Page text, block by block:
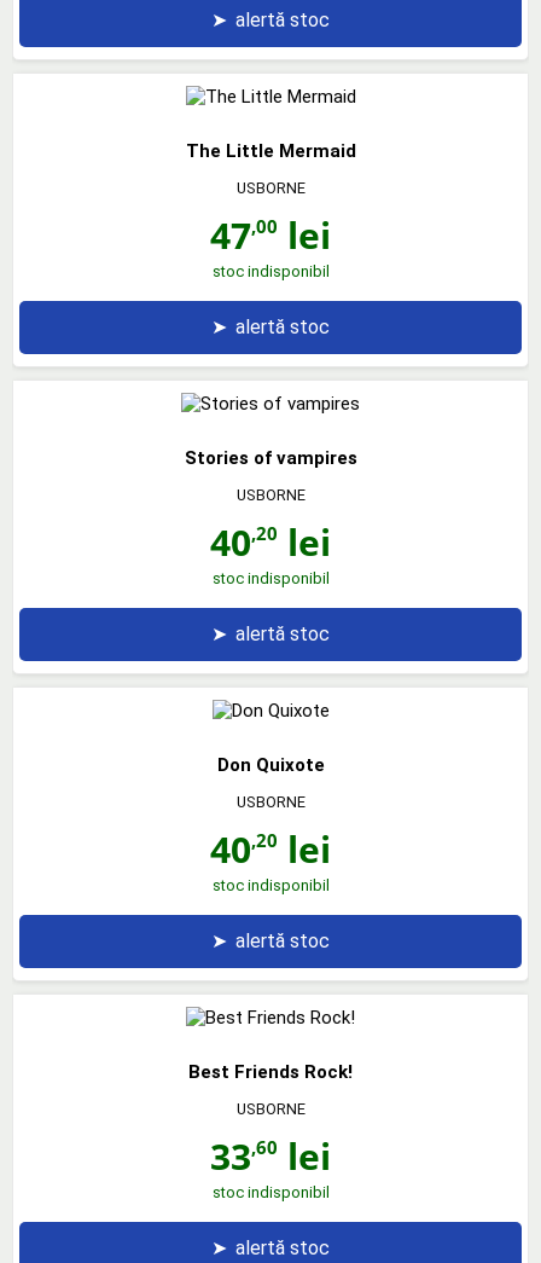
➤ alertă stoc
The Little Mermaid
USBORNE
47,00 lei
stoc indisponibil
➤ alertă stoc
Stories of vampires
USBORNE
40,20 lei
stoc indisponibil
➤ alertă stoc
Don Quixote
USBORNE
40,20 lei
stoc indisponibil
➤ alertă stoc
Best Friends Rock!
USBORNE
33,60 lei
stoc indisponibil
➤ alertă stoc